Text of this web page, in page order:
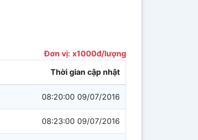
Đơn vị: x1000đ/lượng
Thời gian cập nhật
08:20:00 09/07/2016
08:23:00 09/07/2016